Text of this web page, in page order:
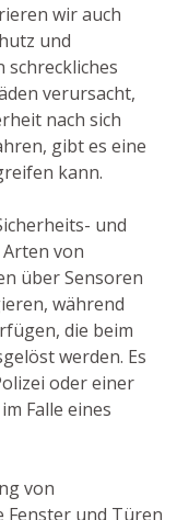
wir auch
und
schreckliches
verursacht,
nach sich
gibt es eine
kann.
und
von
über Sensoren
während
die beim
werden. Es
oder einer
Falle eines
von
Fenster und Türen